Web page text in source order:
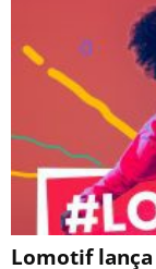
Lomotif